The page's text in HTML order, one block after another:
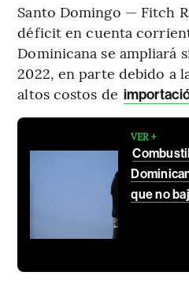
Santo Domingo — Fitch
déficit en cuenta
Dominicana se ampliará
2022, en parte debido a
altos costos de
VER +
que no